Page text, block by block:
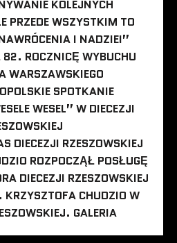
KOLEJNYCH
PRZEDE WSZYSTKIM TO
I NADZIEI”
82. ROCZNICĘ WYBUCHU
WARSZAWSKIEGO
SPOTKANIE
WESEL” W DIECEZJI
DIECEZJI RZESZOWSKIEJ
ROZPOCZĄŁ POSŁUGĘ
DIECEZJI RZESZOWSKIEJ
CHUDZIO W
GALERIA